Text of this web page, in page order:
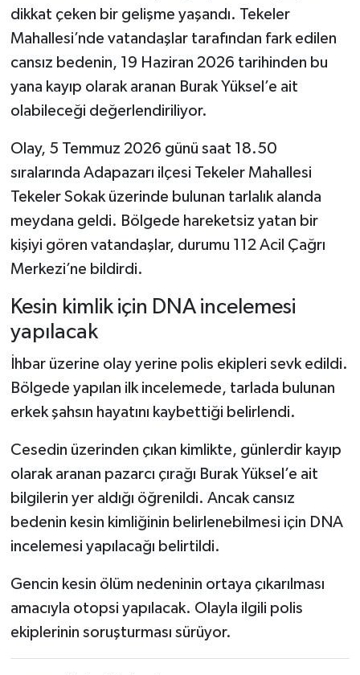
dikkat çeken bir gelişme yaşandı. Tekeler
Mahallesi’nde vatandaşlar tarafından fark edilen
cansız bedenin, 19 Haziran 2026 tarihinden bu
yana kayıp olarak aranan Burak Yüksel’e ait
olabileceği değerlendiriliyor.
Olay, 5 Temmuz 2026 günü saat 18.50
sıralarında Adapazarı ilçesi Tekeler Mahallesi
Tekeler Sokak üzerinde bulunan tarlalık alanda
meydana geldi. Bölgede hareketsiz yatan bir
kişiyi gören vatandaşlar, durumu 112 Acil Çağrı
Merkezi’ne bildirdi.
Kesin kimlik için DNA incelemesi
yapılacak
İhbar üzerine olay yerine polis ekipleri sevk edildi.
Bölgede yapılan ilk incelemede, tarlada bulunan
erkek şahsın hayatını kaybettiği belirlendi.
Cesedin üzerinden çıkan kimlikte, günlerdir kayıp
olarak aranan pazarcı çırağı Burak Yüksel’e ait
bilgilerin yer aldığı öğrenildi. Ancak cansız
bedenin kesin kimliğinin belirlenebilmesi için DNA
incelemesi yapılacağı belirtildi.
Gencin kesin ölüm nedeninin ortaya çıkarılması
amacıyla otopsi yapılacak. Olayla ilgili polis
ekiplerinin soruşturması sürüyor.
Pınarbaşı Haberleri
Şenpazar Haberleri
Seydiler Haberleri
Taşköprü Haberleri
Tosya Haberleri
Karadeniz Haberleri
Ulusal Haberler
Teknoloji Haberleri
Dünya Haberleri
Haber Arşivi